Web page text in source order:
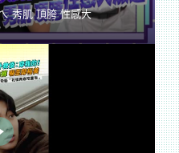
秀肌 頂胯 性感大